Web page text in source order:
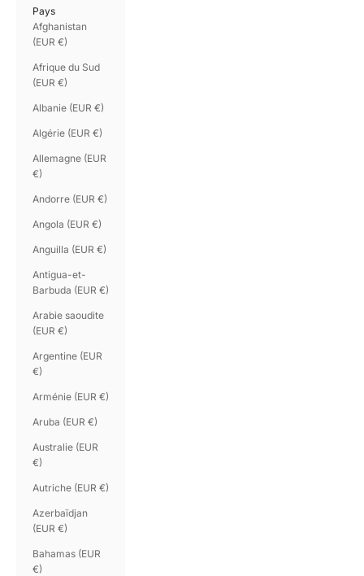
Pays
Afghanistan
(EUR €)
Afrique du Sud
(EUR €)
Albanie (EUR €)
Algérie (EUR €)
Allemagne (EUR
€)
Andorre (EUR €)
Angola (EUR €)
Anguilla (EUR €)
Antigua-et-
Barbuda (EUR €)
Arabie saoudite
(EUR €)
Argentine (EUR
€)
Arménie (EUR €)
Aruba (EUR €)
Australie (EUR
€)
Autriche (EUR €)
Azerbaïdjan
(EUR €)
Bahamas (EUR
€)